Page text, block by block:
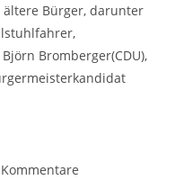
Bürger, darunter
Bromberger(CDU),